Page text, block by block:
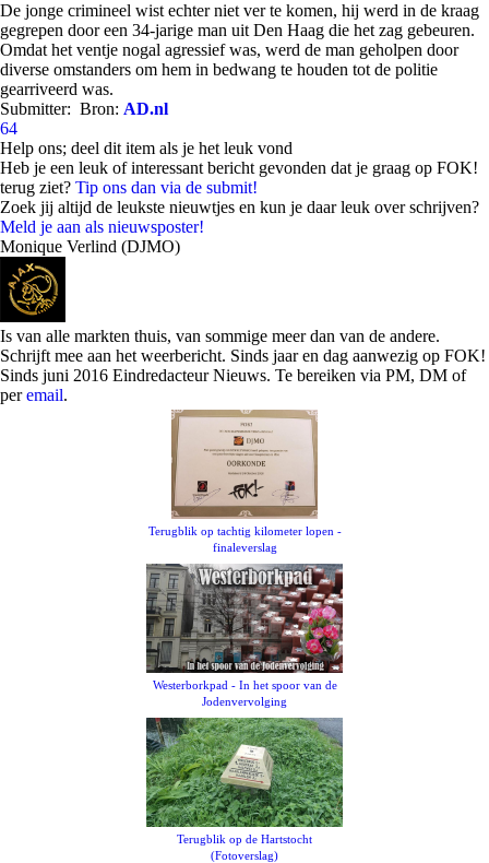
De jonge crimineel wist echter niet ver te komen, hij werd in de kraag
gegrepen door een 34-jarige man uit Den Haag die het zag gebeuren.
Omdat het ventje nogal agressief was, werd de man geholpen door
diverse omstanders om hem in bedwang te houden tot de politie
gearriveerd was.
Submitter: Bron: AD.nl
64
Help ons; deel dit item als je het leuk vond
Heb je een leuk of interessant bericht gevonden dat je graag op FOK!
terug ziet? Tip ons dan via de submit!
Zoek jij altijd de leukste nieuwtjes en kun je daar leuk over schrijven?
Meld je aan als nieuwsposter!
Monique Verlind (DJMO)
Is van alle markten thuis, van sommige meer dan van de andere.
Schrijft mee aan het weerbericht. Sinds jaar en dag aanwezig op FOK!
Sinds juni 2016 Eindredacteur Nieuws. Te bereiken via PM, DM of
peremail.
Terugblik op tachtig kilometer lopen -
finaleverslag
Westerborkpad - In het spoor van de
Jodenvervolging
Terugblik op de Hartstocht
(Fotoverslag)